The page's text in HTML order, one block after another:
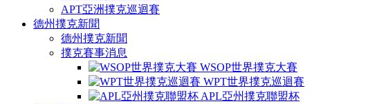
APT亞洲撲克巡迴賽
德州撲克新聞
德州撲克新聞
撲克賽事消息
WSOP世界撲克大賽
WPT世界撲克巡迴賽
APL亞州撲克聯盟杯